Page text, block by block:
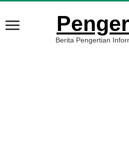
Berita Pengertian